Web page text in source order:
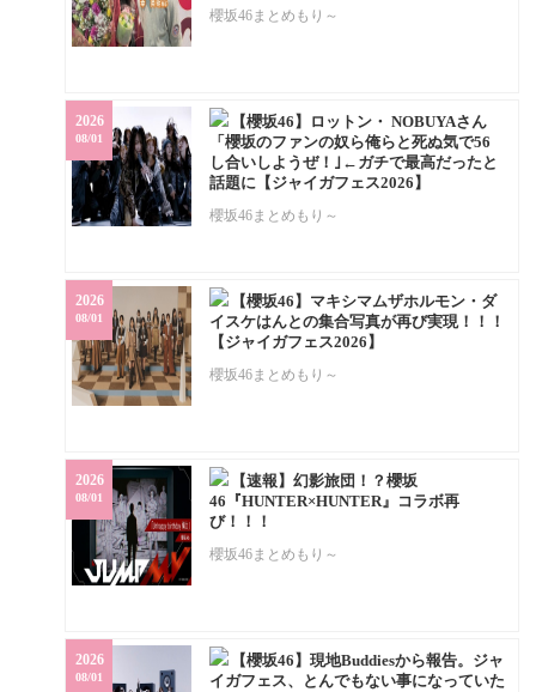
櫻坂46まとめもり～
【櫻坂46】ロットン・ NOBUYAさん
「櫻坂のファンの奴ら俺らと死ぬ気で56
し合いしようぜ！｣←ガチで最高だったと
話題に【ジャイガフェス2026】
櫻坂46まとめもり～
2026
08/01
【櫻坂46】マキシマムザホルモン・ダ
イスケはんとの集合写真が再び実現！！！
【ジャイガフェス2026】
櫻坂46まとめもり～
2026
08/01
【速報】幻影旅団！？櫻坂
46『HUNTER×HUNTER』コラボ再
び！！！
櫻坂46まとめもり～
2026
08/01
【櫻坂46】現地Buddiesから報告。ジャ
イガフェス、とんでもない事になっていた
2026
08/01